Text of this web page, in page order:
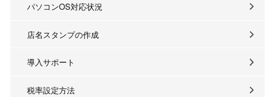
パソコンOS対応状況
店名スタンプの作成
導入サポート
税率設定方法